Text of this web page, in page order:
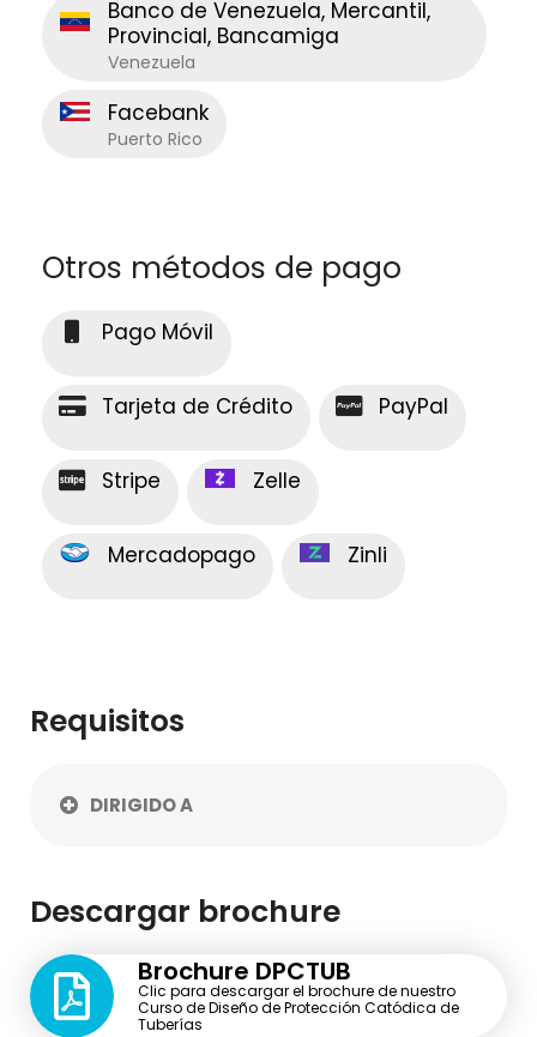
Banco de Venezuela, Mercantil,
Provincial, Bancamiga
Venezuela
Facebank
Puerto Rico
Otros métodos de pago
Pago Móvil
Tarjeta de Crédito PayPal
Stripe Zelle
Mercadopago Zinli
Requisitos
DIRIGIDO A
Descargar brochure
Brochure DPCTUB
Clic para descargar el brochure de nuestro
Curso de Diseño de Protección Catódica de
Tuberías